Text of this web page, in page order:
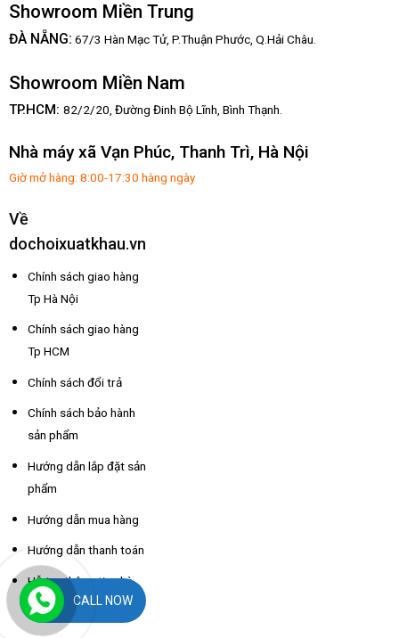
Showroom Miền Trung
ĐÀ NẴNG: 67/3 Hàn Mạc Tử, P.Thuận Phước, Q.Hải Châu.
Showroom Miền Nam
TP.HCM: 82/2/20, Đường Đinh Bộ Lĩnh, Bình Thạnh.
Nhà máy xã Vạn Phúc, Thanh Trì, Hà Nội
Giờ mở hàng: 8:00-17:30 hàng ngày
Về
dochoixuatkhau.vn
Chính sách giao hàng
Tp Hà Nội
Chính sách giao hàng
Tp HCM
Chính sách đổi trả
Chính sách bảo hành
sản phẩm
Hướng dẫn lắp đặt sản
phẩm
Hướng dẫn mua hàng
Hướng dẫn thanh toán
Hỗ trợ thông tin nhà
xe các tỉnhCALL NOW